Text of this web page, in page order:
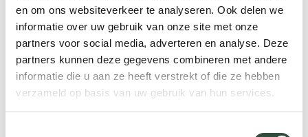
en om ons websiteverkeer te analyseren. Ook delen we
informatie over uw gebruik van onze site met onze
partners voor social media, adverteren en analyse. Deze
partners kunnen deze gegevens combineren met andere
informatie die u aan ze heeft verstrekt of die ze hebben
verzameld op basis van uw gebruik van hun services.